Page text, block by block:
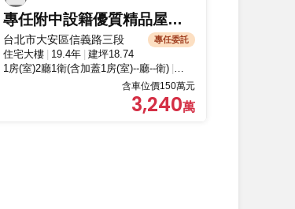
專任附中設籍優質精品屋況高樓森林公園景觀三面採光
台北市大安區信義路三段 專任委託
住宅大樓 19.4年 建坪18.74
1房(室)2廳1衛(含加蓋1房(室)--廳--衛)
塔式車位
含車位價150萬元
3,240